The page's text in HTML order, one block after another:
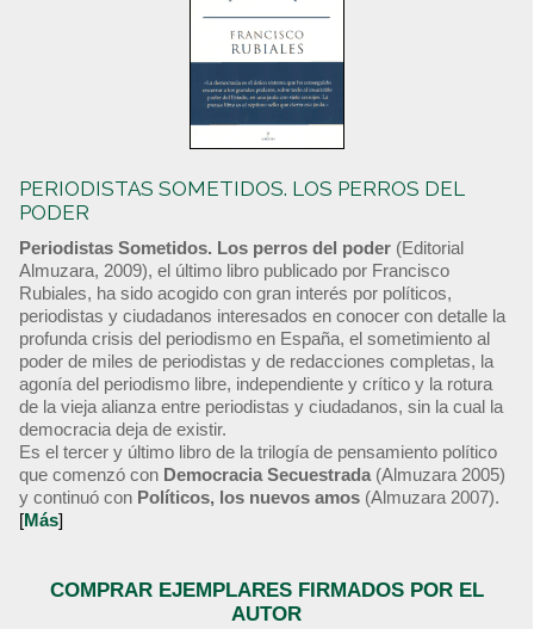
PERIODISTAS SOMETIDOS. LOS PERROS DEL
PODER
Periodistas Sometidos. Los perros del poder (Editorial
Almuzara, 2009), el último libro publicado por Francisco
Rubiales, ha sido acogido con gran interés por políticos,
periodistas y ciudadanos interesados en conocer con detalle la
profunda crisis del periodismo en España, el sometimiento al
poder de miles de periodistas y de redacciones completas, la
agonía del periodismo libre, independiente y crítico y la rotura
de la vieja alianza entre periodistas y ciudadanos, sin la cual la
democracia deja de existir.
Es el tercer y último libro de la trilogía de pensamiento político
que comenzó con Democracia Secuestrada (Almuzara 2005)
y continuó con Políticos, los nuevos amos (Almuzara 2007).
[Más]
COMPRAR EJEMPLARES FIRMADOS POR EL
AUTOR